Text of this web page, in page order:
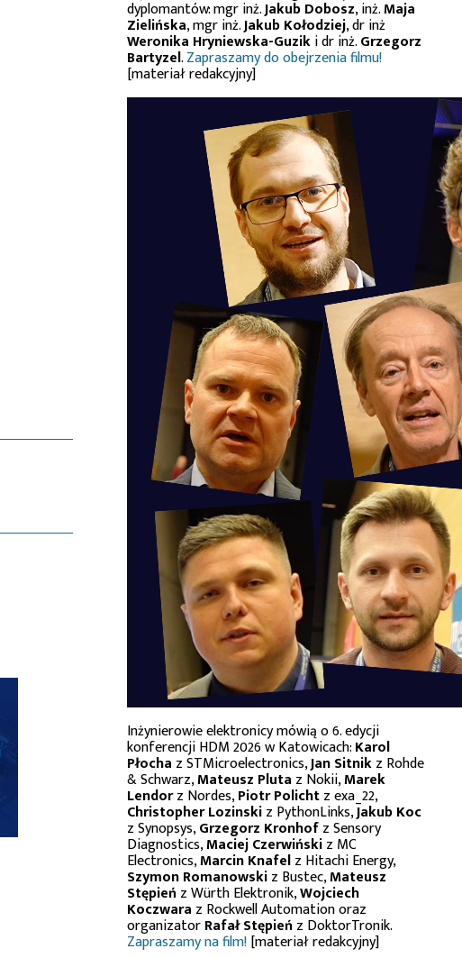
dyplomantów: mgr inż.Jakub Dobosz, inż.Maja
Zielińska, mgr inż.Jakub Kołodziej, dr inż
Weronika Hryniewska-Guziki dr inż.Grzegorz
Bartyzel.Zapraszamy do obejrzenia filmu!
[materiał redakcyjny]
Inżynierowie elektronicy mówią o 6. edycji
konferencji HDM 2026 w Katowicach:Karol
Płocha z STMicroelectronics,Jan Sitnikz Rohde
& Schwarz,Mateusz Pluta z Nokii,Marek
Lendorz Nordes,Piotr Polichtz exa_22,
Christopher Lozinskiz PythonLinks,Jakub Koc
z Synopsys,Grzegorz Kronhofz Sensory
Diagnostics,Maciej Czerwińskiz MC
Electronics,Marcin Knafelz Hitachi Energy,
Szymon Romanowskiz Bustec,Mateusz
Stępień z Würth Elektronik,Wojciech
Koczwara z Rockwell Automation oraz
organizatorRafał Stępień z DoktorTronik.
Zapraszamy na film![materiał redakcyjny]